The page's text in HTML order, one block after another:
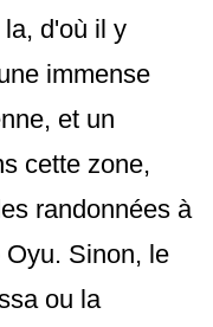
d'où il y
immense
et un
cette zone,
randonnées à
Sinon, le
ou la